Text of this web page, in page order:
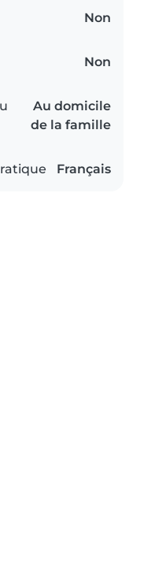
Non
Non
Au domicile
de la famille
Français